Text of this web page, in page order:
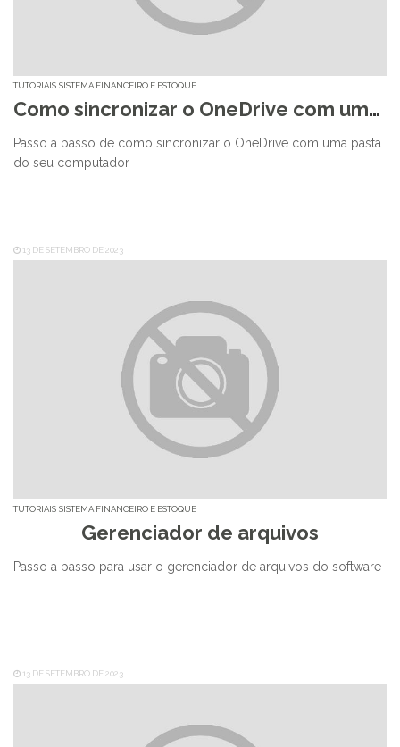
TUTORIAIS SISTEMA FINANCEIRO E ESTOQUE
Como sincronizar o OneDrive com uma pasta do seu computador
Passo a passo de como sincronizar o OneDrive com uma pasta
do seu computador
13 DE SETEMBRO DE 2023
TUTORIAIS SISTEMA FINANCEIRO E ESTOQUE
Gerenciador de arquivos
Passo a passo para usar o gerenciador de arquivos do software
13 DE SETEMBRO DE 2023